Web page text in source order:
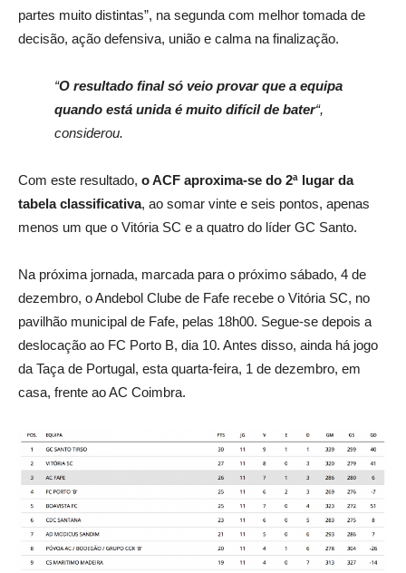
partes muito distintas”, na segunda com melhor tomada de
decisão, ação defensiva, união e calma na finalização.
“O resultado final só veio provar que a equipa
quando está unida é muito difícil de bater“,
considerou.
Com este resultado, o ACF aproxima-se do 2ª lugar da
tabela classificativa, ao somar vinte e seis pontos, apenas
menos um que o Vitória SC e a quatro do líder GC Santo.
Na próxima jornada, marcada para o próximo sábado, 4 de
dezembro, o Andebol Clube de Fafe recebe o Vitória SC, no
pavilhão municipal de Fafe, pelas 18h00. Segue-se depois a
deslocação ao FC Porto B, dia 10. Antes disso, ainda há jogo
da Taça de Portugal, esta quarta-feira, 1 de dezembro, em
casa, frente ao AC Coimbra.